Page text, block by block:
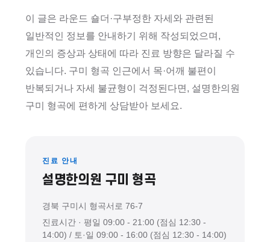
이 글은 라운드 숄더·구부정한 자세와 관련된
일반적인 정보를 안내하기 위해 작성되었으며,
개인의 증상과 상태에 따라 진료 방향은 달라질 수
있습니다. 구미 형곡 인근에서 목·어깨 불편이
반복되거나 자세 불균형이 걱정된다면, 설명한의원
구미 형곡에 편하게 상담받아 보세요.
진료 안내
설명한의원 구미 형곡
경북 구미시 형곡서로 76-7
진료시간 · 평일 09:00 - 21:00 (점심 12:30 -
14:00) / 토·일 09:00 - 16:00 (점심 12:30 - 14:00)